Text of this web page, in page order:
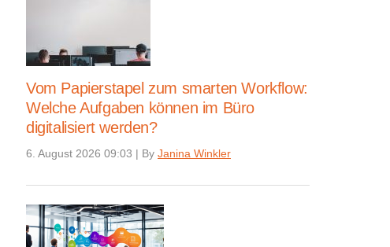
Vom Papierstapel zum smarten Workflow:
Welche Aufgaben können im Büro
digitalisiert werden?
6. August 2026 09:03 | By Janina Winkler